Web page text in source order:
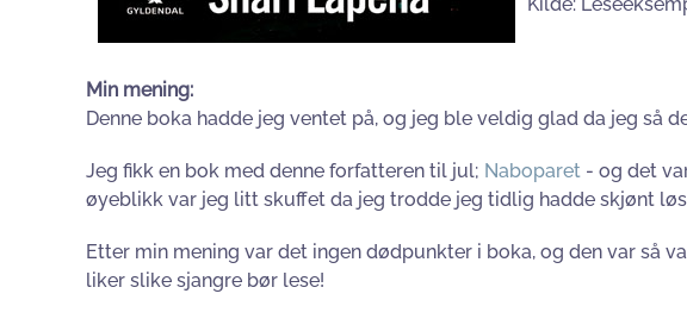
Min mening:
Denne boka hadde jeg ventet på, og jeg ble veldig glad da jeg så
Jeg fikk en bok med denne forfatteren til jul; Naboparet - og det
øyeblikk var jeg litt skuffet da jeg trodde jeg tidlig hadde skjønt
Etter min mening var det ingen dødpunkter i boka, og den var så
liker slike sjangre bør lese!